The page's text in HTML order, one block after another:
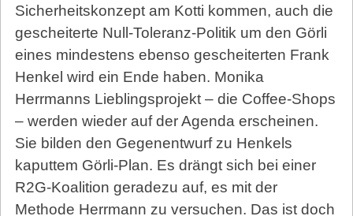
Sicherheitskonzept am Kotti kommen, auch die
gescheiterte Null-Toleranz-Politik um den Görli
eines mindestens ebenso gescheiterten Frank
Henkel wird ein Ende haben. Monika
Herrmanns Lieblingsprojekt – die Coffee-Shops
– werden wieder auf der Agenda erscheinen.
Sie bilden den Gegenentwurf zu Henkels
kaputtem Görli-Plan. Es drängt sich bei einer
R2G-Koalition geradezu auf, es mit der
Methode Herrmann zu versuchen. Das ist doch